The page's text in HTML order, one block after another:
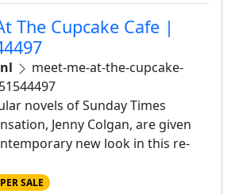
The Cupcake Cafe |
meet-me-at-the-cupcake-
novels of Sunday Times
Jenny Colgan, are given
new look in this re-
SALE